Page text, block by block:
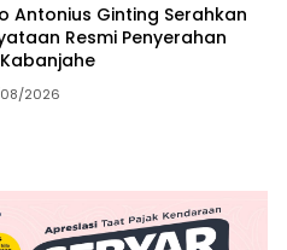
Antonius Ginting Serahkan
Resmi Penyerahan
Kabanjahe
2026